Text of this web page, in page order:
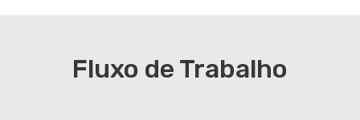
Fluxo de Trabalho